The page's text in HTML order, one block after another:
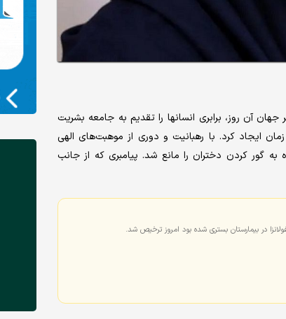
آن روز، برابری انسانها را تقدیم به جامعه بشریت
ایجاد کرد. با رهبانیت و دوری از موهبت‌های الهی
گور کردن دختران را مانع شد. پیامبری که از جانب
در بیمارستان بستری شده بود امروز ترخیص شد.